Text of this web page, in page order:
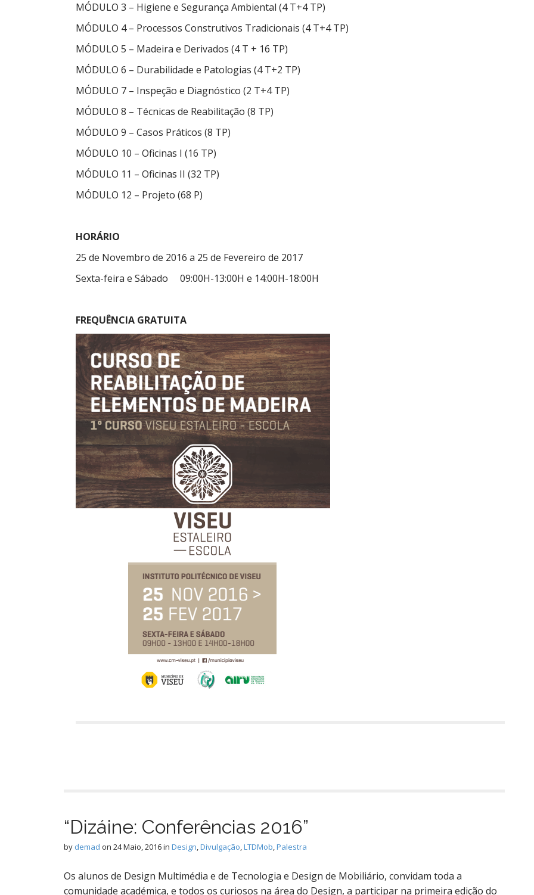
MÓDULO 3 – Higiene e Segurança Ambiental (4 T+4 TP)
MÓDULO 4 – Processos Construtivos Tradicionais (4 T+4 TP)
MÓDULO 5 – Madeira e Derivados (4 T + 16 TP)
MÓDULO 6 – Durabilidade e Patologias (4 T+2 TP)
MÓDULO 7 – Inspeção e Diagnóstico (2 T+4 TP)
MÓDULO 8 – Técnicas de Reabilitação (8 TP)
MÓDULO 9 – Casos Práticos (8 TP)
MÓDULO 10 – Oficinas I (16 TP)
MÓDULO 11 – Oficinas II (32 TP)
MÓDULO 12 – Projeto (68 P)
HORÁRIO
25 de Novembro de 2016 a 25 de Fevereiro de 2017
Sexta-feira e Sábado 09:00H-13:00H e 14:00H-18:00H
FREQUÊNCIA GRATUITA
“Dizáine: Conferências 2016”
by demad on 24 Maio, 2016in Design,Divulgação,LTDMob,Palestra
Os alunos de Design Multimédia e de Tecnologia e Design de Mobiliário, convidam toda a
comunidade académica, e todos os curiosos na área do Design, a participar na primeira edição do